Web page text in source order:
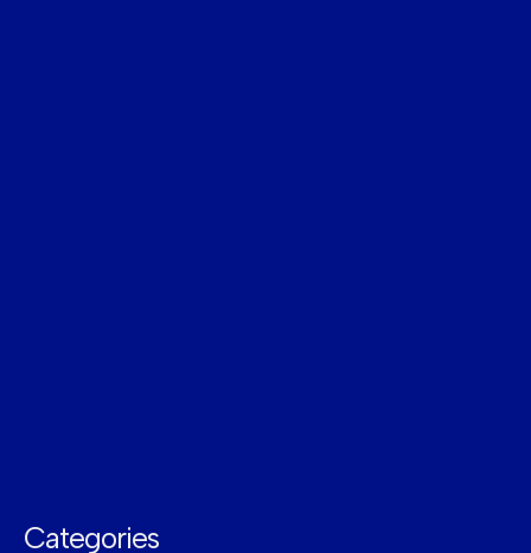
Categories